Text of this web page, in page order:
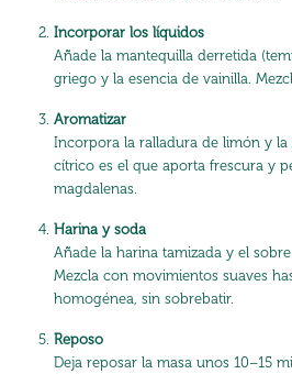
Incorporar los líquidos
Añade la mantequilla derretida
griego y la esencia de vainilla.
Aromatizar
Incorpora la ralladura de limón y la
cítrico es el que aporta frescura y
magdalenas.
Harina y soda
Añade la harina tamizada y el
Mezcla con movimientos suaves
homogénea, sin sobrebatir.
Reposo
Deja reposar la masa unos 10–15